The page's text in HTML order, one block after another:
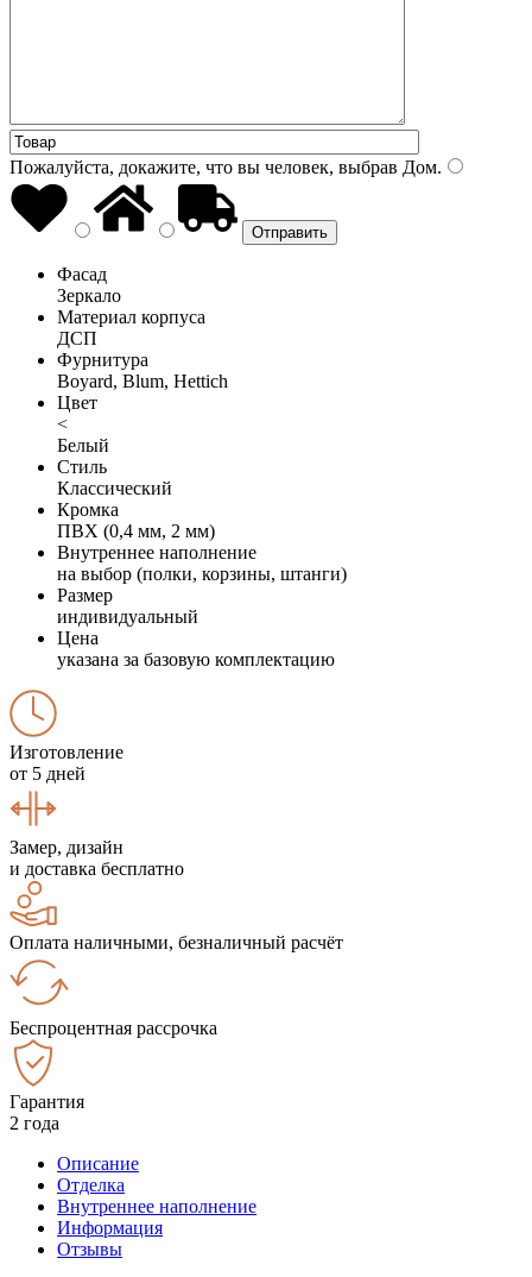
Пожалуйста, докажите, что вы человек, выбрав Дом.
Фасад
Зеркало
Материал корпуса
ДСП
Фурнитура
Boyard, Blum, Hettich
Цвет
<
Белый
Стиль
Классический
Кромка
ПВХ (0,4 мм, 2 мм)
Внутреннее наполнение
на выбор (полки, корзины, штанги)
Размер
индивидуальный
Цена
указана за базовую комплектацию
Изготовление
от 5 дней
Замер, дизайн
и доставка бесплатно
Оплата наличными, безналичный расчёт
Беспроцентная рассрочка
Гарантия
2 года
Описание
Отделка
Внутреннее наполнение
Информация
Отзывы